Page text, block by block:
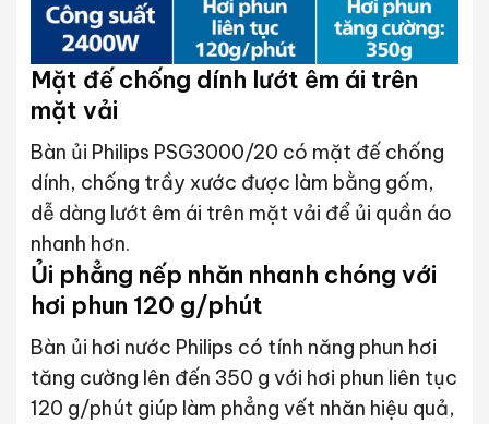
Mặt đế chống dính lướt êm ái trên
mặt vải
Bàn ủi Philips PSG3000/20 có mặt đế chống
dính, chống trầy xước được làm bằng gốm,
dễ dàng lướt êm ái trên mặt vải để ủi quần áo
nhanh hơn.
Ủi phẳng nếp nhăn nhanh chóng với
hơi phun 120 g/phút
Bàn ủi hơi nước Philips có tính năng phun hơi
tăng cường lên đến 350 g với hơi phun liên tục
120 g/phút giúp làm phẳng vết nhăn hiệu quả,